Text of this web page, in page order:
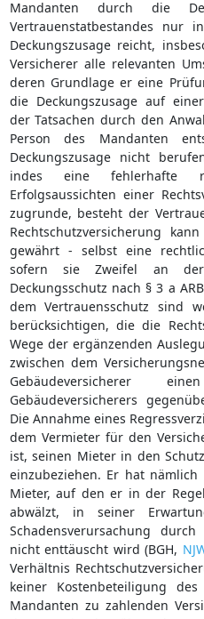
Mandanten durch die
Vertrauenstatbestandes nur
Deckungszusage reicht,
Versicherer alle relevanten
deren Grundlage er eine
die Deckungszusage auf
der Tatsachen durch den
Person des Mandanten
Deckungszusage nicht
indes eine fehlerhafte
Erfolgsaussichten einer
zugrunde, besteht der
Rechtschutzversicherung
gewährt - selbst eine
sofern sie Zweifel an
Deckungsschutz nach § 3 a
dem Vertrauensschutz sind
berücksichtigen, die die
Wege der ergänzenden
zwischen dem
Gebäudeversicherer
Gebäudeversicherers
Die Annahme eines
dem Vermieter für den
ist, seinen Mieter in den
einzubeziehen. Er hat
Mieter, auf den er in der
abwälzt, in seiner
Schadensverursachung
nicht enttäuscht wird (BGH,
Verhältnis
keiner Kostenbeteiligung
Mandanten zu zahlenden